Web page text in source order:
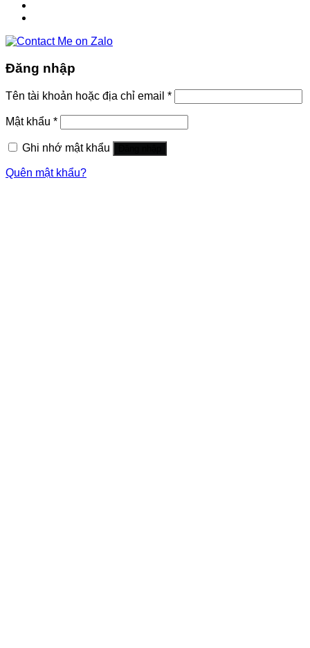
Đăng nhập
Tên tài khoản hoặc địa chỉ email *
Mật khẩu *
Ghi nhớ mật khẩu
Quên mật khẩu?